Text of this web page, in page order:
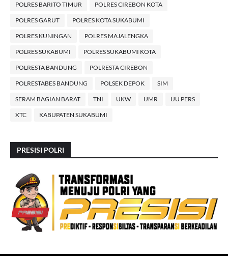
POLRES BARITO TIMUR POLRES CIREBON KOTA
POLRES GARUT POLRES KOTA SUKABUMI
POLRES KUNINGAN POLRES MAJALENGKA
POLRES SUKABUMI POLRES SUKABUMI KOTA
POLRESTA BANDUNG POLRESTA CIREBON
POLRESTABES BANDUNG POLSEK DEPOK SIM
SERAM BAGIAN BARAT TNI UKW UMR UU PERS
XTC KABUPATEN SUKABUMI
PRESISI POLRI